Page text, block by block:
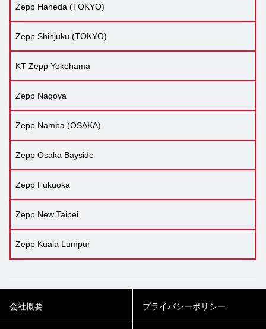
Zepp Haneda (TOKYO)
Zepp Shinjuku (TOKYO)
KT Zepp Yokohama
Zepp Nagoya
Zepp Namba (OSAKA)
Zepp Osaka Bayside
Zepp Fukuoka
Zepp New Taipei
Zepp Kuala Lumpur
会社概要 プライバシーポリシー